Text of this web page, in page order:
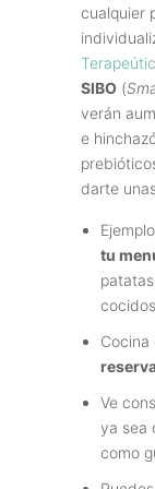
cualquier
SIBO (
verán
e
darte
tu
Ve
ya sea
como